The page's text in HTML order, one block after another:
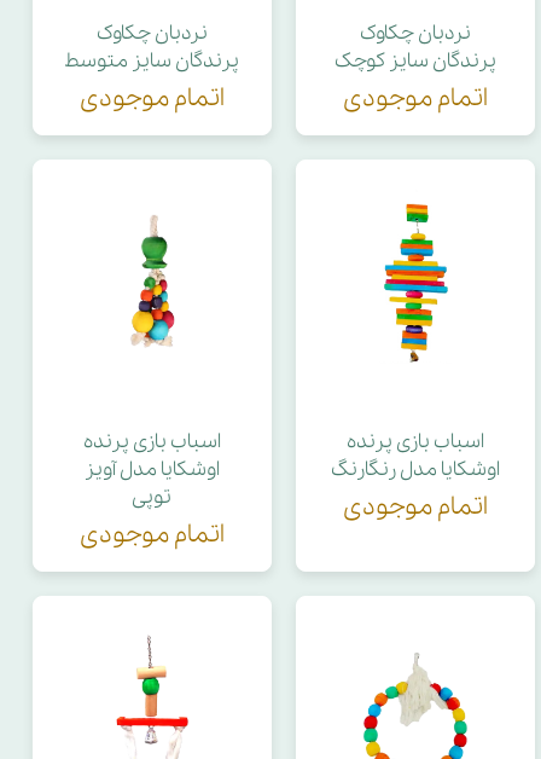
نردبان چکاوک
پرندگان سایز کوچک
اتمام موجودی
نردبان چکاوک
پرندگان سایز متوسط
اتمام موجودی
اسباب بازی پرنده
اوشکایا مدل رنگارنگ
اتمام موجودی
اسباب بازی پرنده
اوشکایا مدل آویز
توپی
اتمام موجودی